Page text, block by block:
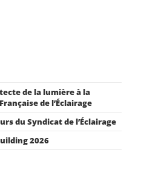
de la lumière à la
de l’Éclairage
du Syndicat de l’Éclairage
2026